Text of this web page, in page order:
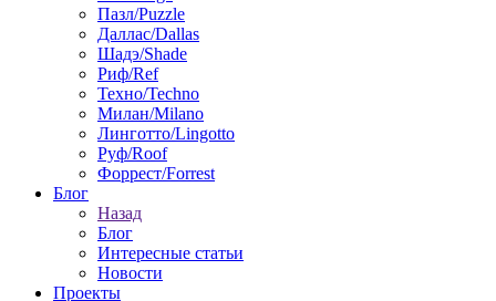
Пазл/Puzzle
Даллас/Dallas
Шадэ/Shade
Риф/Ref
Техно/Techno
Милан/Milano
Линготто/Lingotto
Руф/Roof
Форрест/Forrest
Блог
Назад
Блог
Интересные статьи
Новости
Проекты